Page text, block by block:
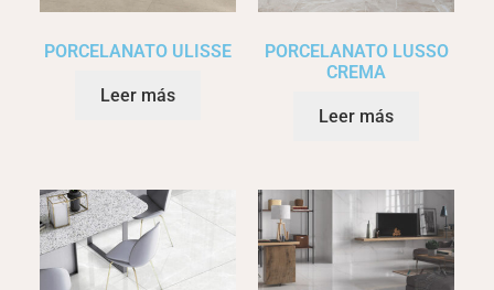
PORCELANATO ULISSE
Leer más
PORCELANATO LUSSO
CREMA
Leer más